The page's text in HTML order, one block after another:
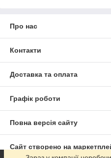
Про нас
Контакти
Доставка та оплата
Графік роботи
Повна версія сайту
Сайт створено на